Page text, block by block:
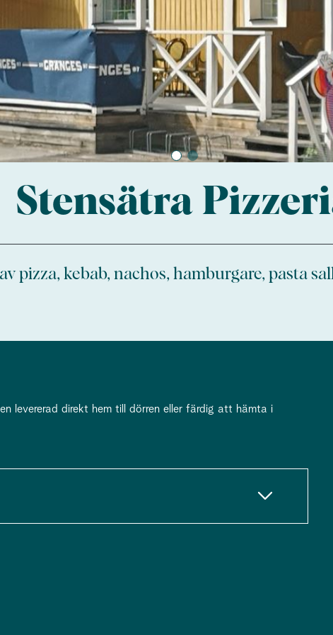
Stensätra
pizza, kebab, nachos, hamburgare, pasta
levererad direkt hem till dörren eller färdig att hämta i